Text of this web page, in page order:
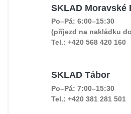
SKLAD Moravské
Po–Pá: 6:00–15:30
(příjezd na nakládku
Tel.: +420 568 420 160
SKLAD Tábor
Po–Pá: 7:00–15:30
Tel.: +420 381 281 501